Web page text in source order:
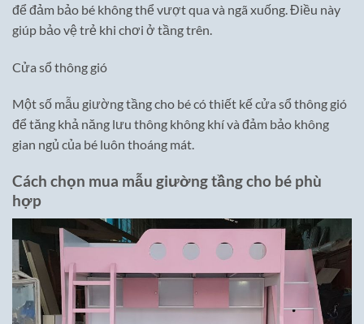
để đảm bảo bé không thể vượt qua và ngã xuống. Điều này
giúp bảo vệ trẻ khi chơi ở tầng trên.
Cửa sổ thông gió
Một số mẫu giường tầng cho bé có thiết kế cửa sổ thông gió
để tăng khả năng lưu thông không khí và đảm bảo không
gian ngủ của bé luôn thoáng mát.
Cách chọn mua mẫu giường tầng cho bé phù
hợp